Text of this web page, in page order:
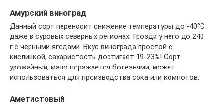
Амурский виноград
Данный сорт переносит снижение температуры до -40°C
даже в суровых северных регионах. Грозди у него до 240
г с черными ягодами. Вкус винограда простой с
кислинкой, сахаристость достигает 19-23%! Сорт
урожайный, мало поражается болезнями, может
использоваться для производства сока или компотов.
Аметистовый